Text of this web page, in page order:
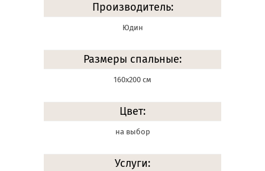
Производитель:
Юдин
Размеры спальные:
160х200 см
Цвет:
на выбор
Услуги: